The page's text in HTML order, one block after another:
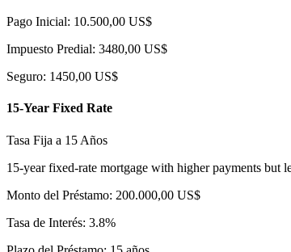
Pago Inicial: 10.500,00 US$
Impuesto Predial: 3480,00 US$
Seguro: 1450,00 US$
15-Year Fixed Rate
Tasa Fija a 15 Años
15-year fixed-rate mortgage with higher payments but
Monto del Préstamo: 200.000,00 US$
Tasa de Interés: 3.8%